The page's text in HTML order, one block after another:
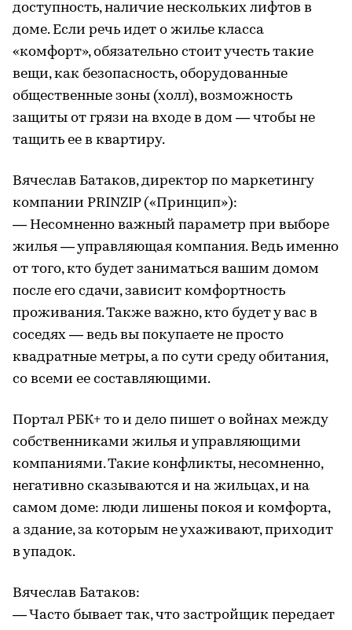
доступность, наличие нескольких лифтов в
доме. Если речь идет о жилье класса
«комфорт», обязательно стоит учесть такие
вещи, как безопасность, оборудованные
общественные зоны (холл), возможность
защиты от грязи на входе в дом — чтобы не
тащить ее в квартиру.
Вячеслав Батаков, директор по маркетингу
компании PRINZIP («Принцип»):
— Несомненно важный параметр при выборе
жилья — управляющая компания. Ведь именно
от того, кто будет заниматься вашим домом
после его сдачи, зависит комфортность
проживания. Также важно, кто будет у вас в
соседях — ведь вы покупаете не просто
квадратные метры, а по сути среду обитания,
со всеми ее составляющими.
Портал РБК+ то и дело пишет о войнах между
собственниками жилья и управляющими
компаниями. Такие конфликты, несомненно,
негативно сказываются и на жильцах, и на
самом доме: люди лишены покоя и комфорта,
а здание, за которым не ухаживают, приходит
в упадок.
Вячеслав Батаков:
— Часто бывает так, что застройщик передает